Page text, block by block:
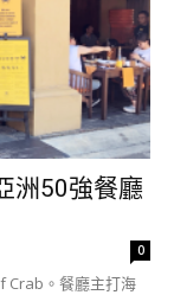
洲50強餐廳
0
Crab。餐廳主打海